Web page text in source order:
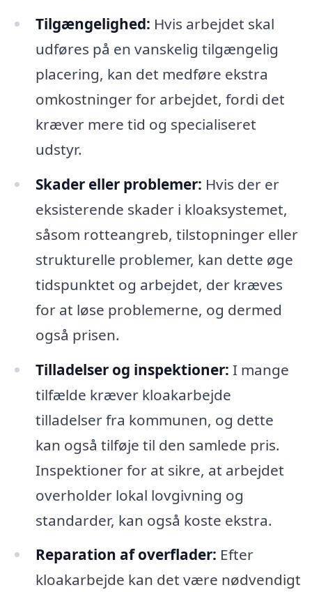
Tilgængelighed: Hvis arbejdet skal
udføres på en vanskelig tilgængelig
placering, kan det medføre ekstra
omkostninger for arbejdet, fordi det
kræver mere tid og specialiseret
udstyr.
Skader eller problemer: Hvis der er
eksisterende skader i kloaksystemet,
såsom rotteangreb, tilstopninger eller
strukturelle problemer, kan dette øge
tidspunktet og arbejdet, der kræves
for at løse problemerne, og dermed
også prisen.
Tilladelser og inspektioner: I mange
tilfælde kræver kloakarbejde
tilladelser fra kommunen, og dette
kan også tilføje til den samlede pris.
Inspektioner for at sikre, at arbejdet
overholder lokal lovgivning og
standarder, kan også koste ekstra.
Reparation af overflader: Efter
kloakarbejde kan det være nødvendigt